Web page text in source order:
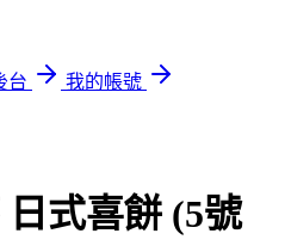
台
我的帳號
式喜餅 (5號